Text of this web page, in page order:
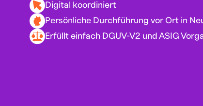
Digital koordiniert
Persönliche Durchführung vor Ort in
Erfüllt einfach DGUV-V2 und ASIG